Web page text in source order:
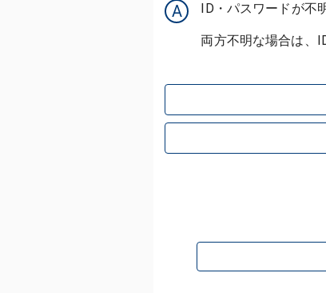
A ID・パスワードが不